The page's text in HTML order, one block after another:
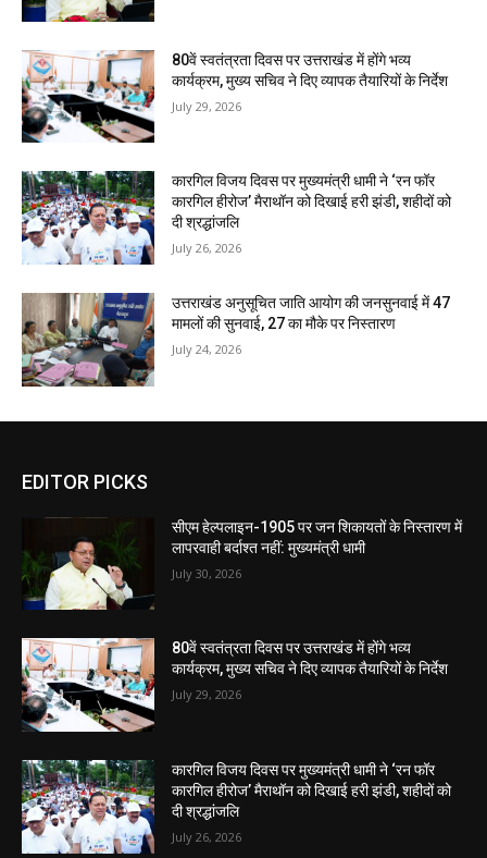
80वें स्वतंत्रता दिवस पर उत्तराखंड में होंगे भव्य
कार्यक्रम, मुख्य सचिव ने दिए व्यापक तैयारियों के निर्देश
July 29, 2026
कारगिल विजय दिवस पर मुख्यमंत्री धामी ने ‘रन फॉर
कारगिल हीरोज’ मैराथॉन को दिखाई हरी झंडी, शहीदों को
दी श्रद्धांजलि
July 26, 2026
उत्तराखंड अनुसूचित जाति आयोग की जनसुनवाई में 47
मामलों की सुनवाई, 27 का मौके पर निस्तारण
July 24, 2026
EDITOR PICKS
सीएम हेल्पलाइन-1905 पर जन शिकायतों के निस्तारण में
लापरवाही बर्दाश्त नहीं: मुख्यमंत्री धामी
July 30, 2026
80वें स्वतंत्रता दिवस पर उत्तराखंड में होंगे भव्य
कार्यक्रम, मुख्य सचिव ने दिए व्यापक तैयारियों के निर्देश
July 29, 2026
कारगिल विजय दिवस पर मुख्यमंत्री धामी ने ‘रन फॉर
कारगिल हीरोज’ मैराथॉन को दिखाई हरी झंडी, शहीदों को
दी श्रद्धांजलि
July 26, 2026